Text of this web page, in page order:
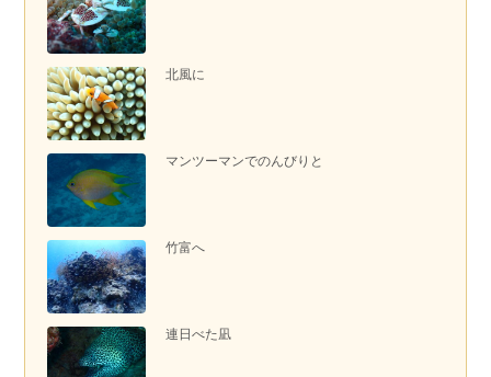
北風に
マンツーマンでのんびりと
竹富へ
連日べた凪